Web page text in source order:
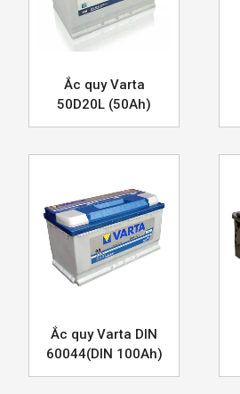
Ắc quy Varta
50D20L (50Ah)
Ắc quy Varta DIN
60044(DIN 100Ah)